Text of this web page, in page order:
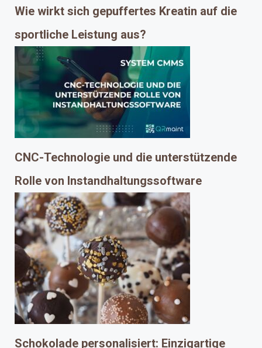
Wie wirkt sich gepuffertes Kreatin auf die
sportliche Leistung aus?
CNC-Technologie und die unterstützende
Rolle von Instandhaltungssoftware
Schokolade personalisiert: Einzigartige